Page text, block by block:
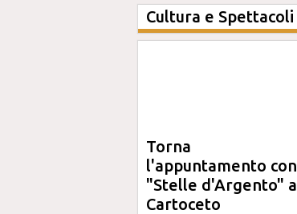
Cultura e Spettacoli
Torna
l'appuntamento con
"Stelle d'Argento" a
Cartoceto